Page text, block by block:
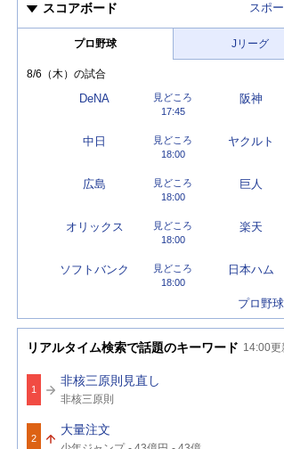
スコアボード スポ
プロ野球 Jリーグ
8/6（木） の試合
DeNA 阪神
17:45
見どころ
中日 ヤクルト
18:00
見どころ
広島 巨人
18:00
見どころ
オリックス 楽天
18:00
見どころ
ソフトバンク 日本ハム
18:00
見どころ
プロ野
リアルタイム検索で話題のキーワード 14:00更
1
非核三原則見直し
関
連
ー
ド
非核三原則
2
大量注文
関